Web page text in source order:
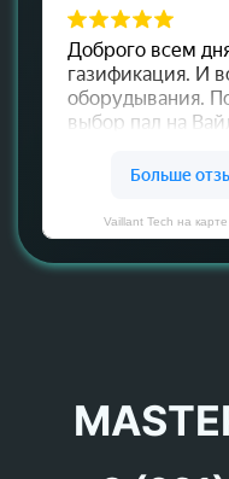
Vaillant Tech на